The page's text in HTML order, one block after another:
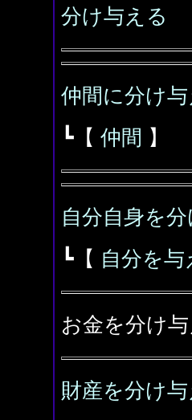
分け与える
仲間に分け与
┗【 仲間 】
自分自身を
┗【 自分を与
お金を分け
財産を分け与